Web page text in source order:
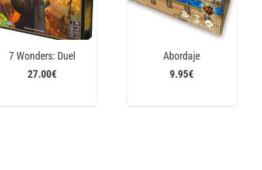
7 Wonders: Duel
27.00€
Abordaje
9.95€